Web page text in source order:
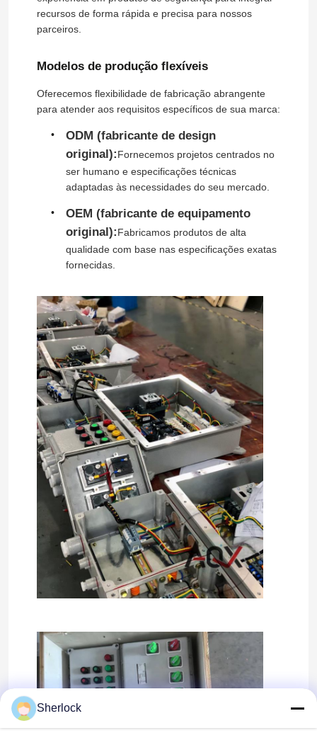
recursos de forma rápida e precisa para nossos
parceiros.
Modelos de produção flexíveis
Oferecemos flexibilidade de fabricação abrangente
para atender aos requisitos específicos de sua marca:
ODM (fabricante de design
original):Fornecemos projetos centrados no
ser humano e especificações técnicas
adaptadas às necessidades do seu mercado.
OEM (fabricante de equipamento
original):Fabricamos produtos de alta
qualidade com base nas especificações exatas
fornecidas.
Sherlock